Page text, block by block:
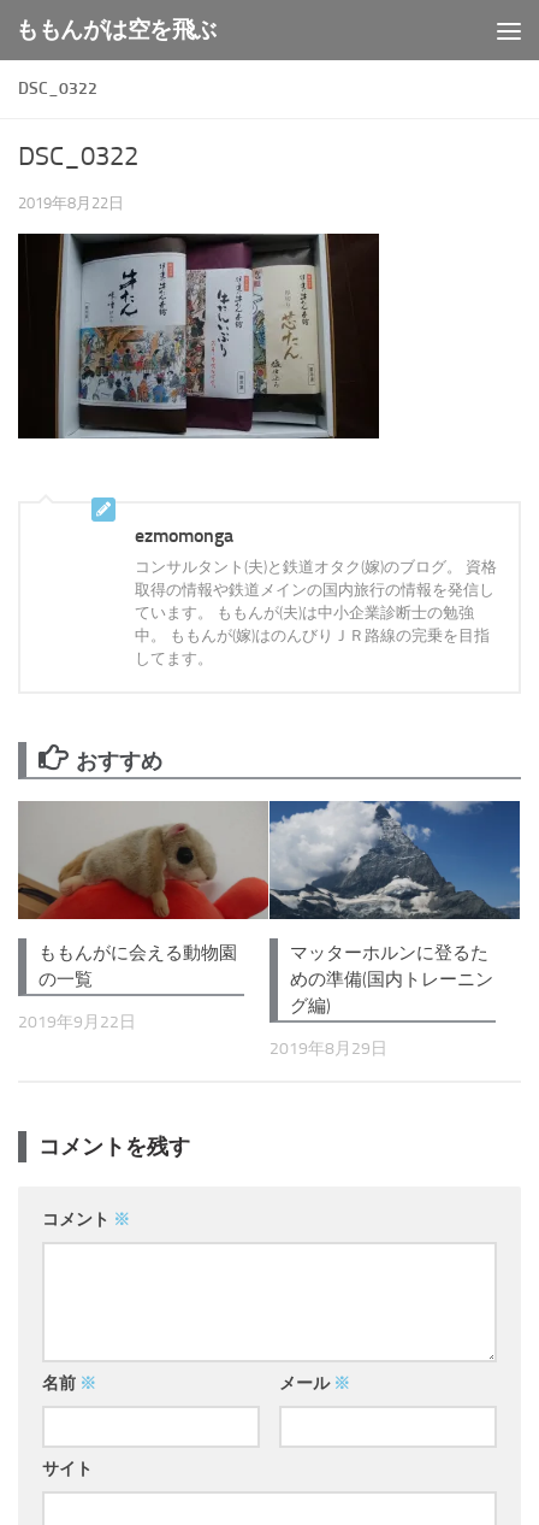
コンテンツへスキップ
ももんがは空を飛ぶ
DSC_0322
DSC_0322
2019年8月22日
ezmomonga
コンサルタント(夫)と鉄道オタク(嫁)のブログ。 資格
取得の情報や鉄道メインの国内旅行の情報を発信し
ています。 ももんが(夫)は中小企業診断士の勉強
中。 ももんが(嫁)はのんびりＪＲ路線の完乗を目指
してます。
おすすめ
ももんがに会える動物園
の一覧
2019年9月22日
マッターホルンに登るた
めの準備(国内トレーニン
グ編)
2019年8月29日
コメントを残す
コメント ※
名前 ※ メール ※
サイト